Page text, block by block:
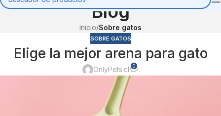
Blog
Inicio/Sobre gatos
SOBRE GATOS
Elige la mejor arena para gato
OnlyPets.cl 0